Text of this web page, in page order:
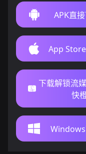
APK直
App
下载解锁流
快